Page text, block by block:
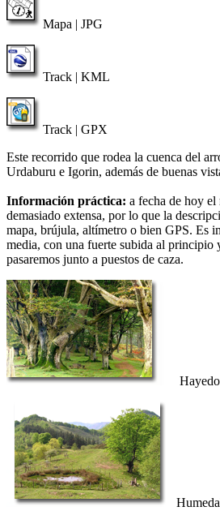
Mapa | JPG
Track | KML
Track | GPX
Este recorrido que rodea la cuenca del
Urdaburu e Igorin, además de buenas
Información práctica: a fecha de hoy el
demasiado extensa, por lo que la
mapa, brújula, altímetro o bien GPS. Es
media, con una fuerte subida al principio
pasaremos junto a puestos de caza.